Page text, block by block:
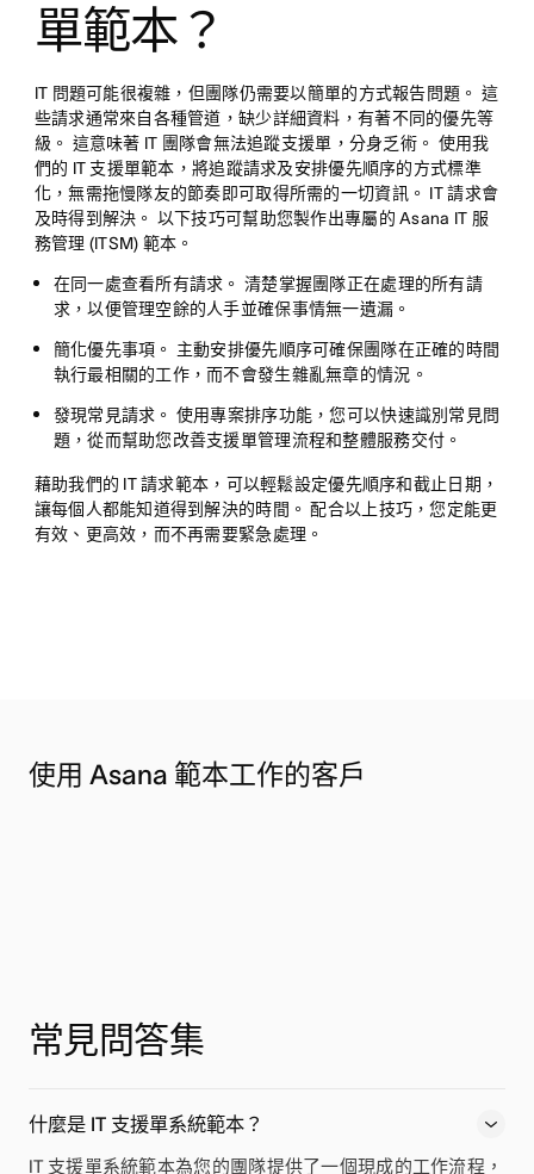
單範本？
IT 問題可能很複雜，但團隊仍需要以簡單的方式報告問題。 這
些請求通常來自各種管道，缺少詳細資料，有著不同的優先等
級。 這意味著 IT 團隊會無法追蹤支援單，分身乏術。 使用我
們的 IT 支援單範本，將追蹤請求及安排優先順序的方式標準
化，無需拖慢隊友的節奏即可取得所需的一切資訊。 IT 請求會
及時得到解決。 以下技巧可幫助您製作出專屬的 Asana IT 服
務管理 (ITSM) 範本。
在同一處查看所有請求。清楚掌握團隊正在處理的所有請
求，以便管理空餘的人手並確保事情無一遺漏。
簡化優先事項。 主動安排優先順序可確保團隊在正確的時間
執行最相關的工作，而不會發生雜亂無章的情況。
發現常見請求。 使用專案排序功能，您可以快速識別常見問
題，從而幫助您改善支援單管理流程和整體服務交付。
藉助我們的 IT 請求範本，可以輕鬆設定優先順序和截止日期，
讓每個人都能知道得到解決的時間。 配合以上技巧，您定能更
有效、更高效，而不再需要緊急處理。
使用 Asana 範本工作的客戶
常見問答集
什麼是 IT 支援單系統範本？
IT 支援單系統範本為您的團隊提供了一個現成的工作流程，